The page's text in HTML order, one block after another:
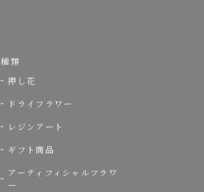
種類
押し花
ドライフラワー
レジンアート
ギフト商品
アーティフィシャルフラワ
ー